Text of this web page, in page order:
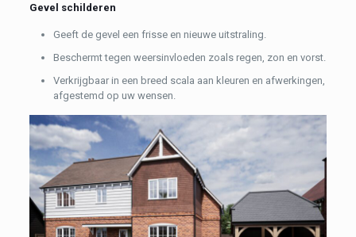
Gevel schilderen
Geeft de gevel een frisse en nieuwe uitstraling.
Beschermt tegen weersinvloeden zoals regen, zon en vorst.
Verkrijgbaar in een breed scala aan kleuren en afwerkingen,
afgestemd op uw wensen.